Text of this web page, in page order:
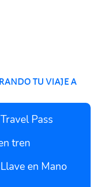
tu viaje a
Pass
tren
en Mano